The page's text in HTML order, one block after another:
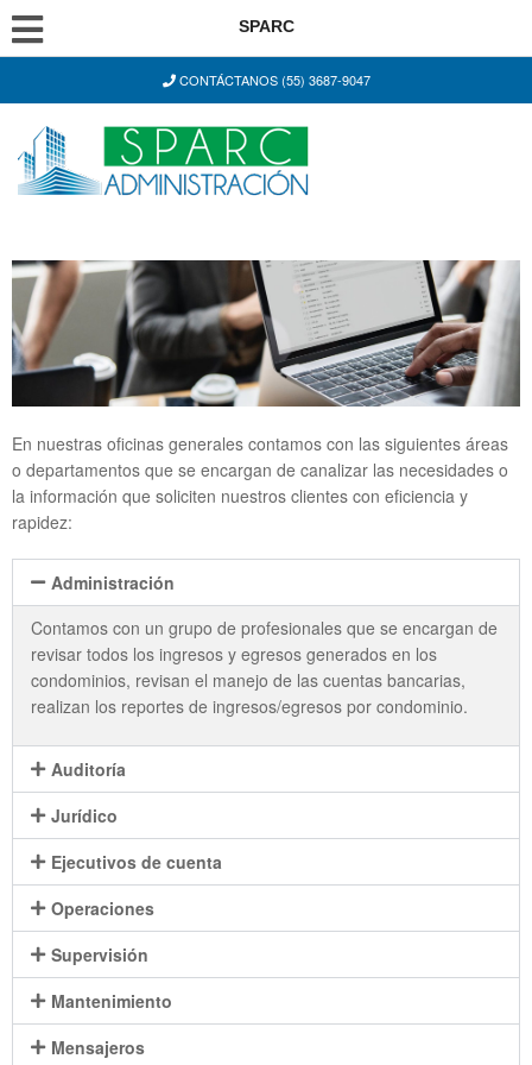
SPARC
CONTÁCTANOS (55) 3687-9047
En nuestras oficinas generales contamos con las siguientes áreas
o departamentos que se encargan de canalizar las necesidades o
la información que soliciten nuestros clientes con eficiencia y
rapidez:
Administración
Contamos con un grupo de profesionales que se encargan de
revisar todos los ingresos y egresos generados en los
condominios, revisan el manejo de las cuentas bancarias,
realizan los reportes de ingresos/egresos por condominio.
Auditoría
Jurídico
Ejecutivos de cuenta
Operaciones
Supervisión
Mantenimiento
Mensajeros